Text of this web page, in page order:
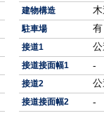
建物構造
駐車場 有
接道1
接道接面幅1 -
接道2
接道接面幅2 -